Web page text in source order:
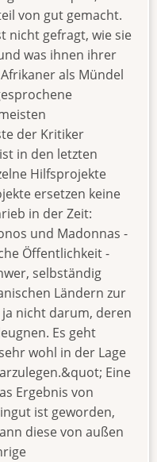
von gut gemacht.
nicht gefragt, wie sie
was ihnen ihrer
als Mündel
der Kritiker
in den letzten
Hilfsprojekte
ersetzen keine
in der Zeit:
und Madonnas -
Öffentlichkeit -
selbständig
Ländern zur
ja nicht darum, deren
Es geht
wohl in der Lage
Eine
Ergebnis von
ist geworden,
diese von außen